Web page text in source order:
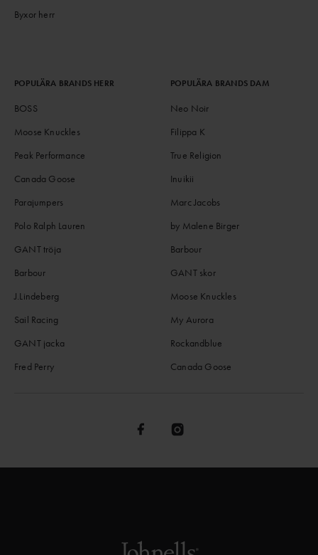
Byxor herr
POPULÄRA BRANDS HERR
BOSS
Moose Knuckles
Peak Performance
Canada Goose
Parajumpers
Polo Ralph Lauren
GANT tröja
Barbour
J.Lindeberg
Sail Racing
GANT jacka
Fred Perry
POPULÄRA BRANDS DAM
Neo Noir
Filippa K
True Religion
Inuikii
Marc Jacobs
by Malene Birger
Barbour
GANT skor
Moose Knuckles
My Aurora
Rockandblue
Canada Goose